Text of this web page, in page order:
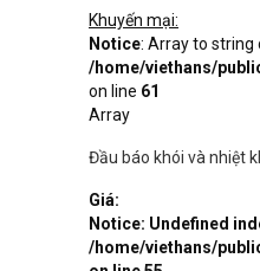
Khuyến mại:
Notice: Array to string
/home/viethans/
on line 61
Array
Đầu báo khói và nhiệt
Giá:
Notice: Undefined
/home/viethans/